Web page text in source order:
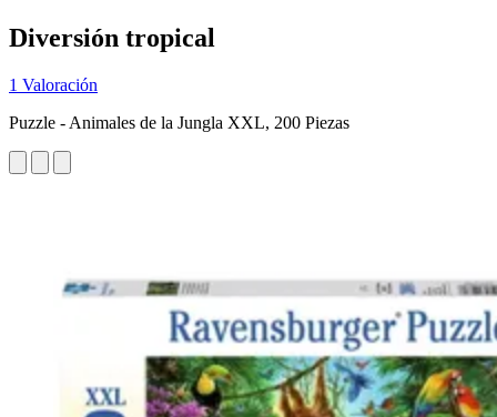
Diversión tropical
1 Valoración
Puzzle - Animales de la Jungla XXL, 200 Piezas